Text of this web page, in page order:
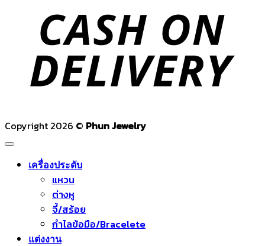
Copyright 2026 © Phun Jewelry
เครื่องประดับ
แหวน
ต่างหู
จี้/สร้อย
กำไลข้อมือ/Bracelete
แต่งงาน